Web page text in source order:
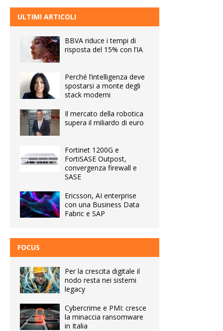
ULTIMI ARTICOLI
BBVA riduce i tempi di
risposta del 15% con l’IA
Perché l’intelligenza deve
spostarsi a monte degli
stack moderni
Il mercato della robotica
supera il miliardo di euro
Fortinet 1200G e
FortiSASE Outpost,
convergenza firewall e
SASE
Ericsson, AI enterprise
con una Business Data
Fabric e SAP
FOCUS
Per la crescita digitale il
nodo resta nei sistemi
legacy
Cybercrime e PMI: cresce
la minaccia ransomware
in Italia